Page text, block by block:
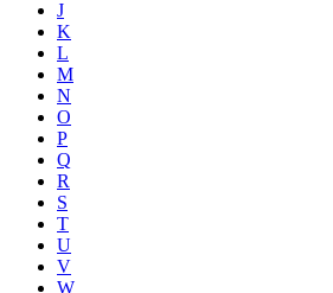
J
K
L
M
N
O
P
Q
R
S
T
U
V
W